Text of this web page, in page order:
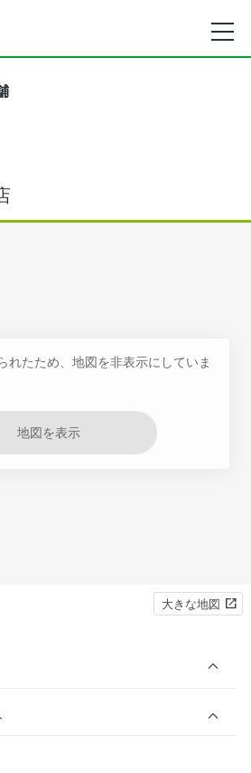
れたため、地図を非表示にしていま
地図を表示
大きな地図